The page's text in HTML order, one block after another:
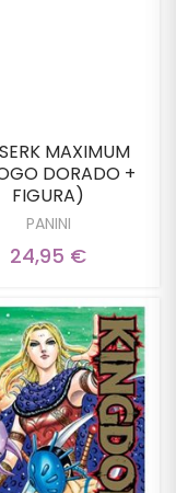
MAXIMUM
DORADO +
FIGURA)
PANINI
24,95 €